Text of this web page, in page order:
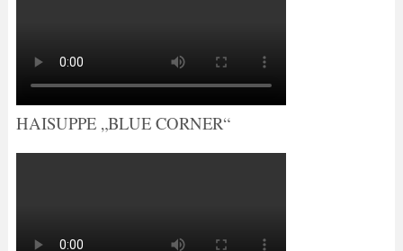
HAISUPPE „BLUE CORNER“